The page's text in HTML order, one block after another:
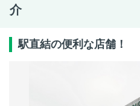
介
駅直結の便利な店舗！